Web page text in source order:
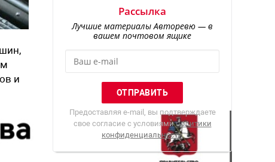
и
Рассылка
Лучшие материалы Авторевю — в
вашем почтовом ящике
Предоставляя e-mail, вы подтверждаете
свое согласие с условиямиполитики
конфиденциальности